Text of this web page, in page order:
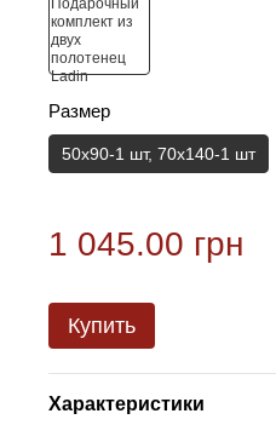
Размер
50х90-1 шт, 70х140-1 шт
1 045.00 грн
Купить
Характеристики